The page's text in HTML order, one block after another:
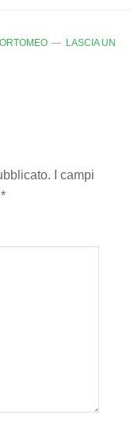
LASCIA UN
I campi
*